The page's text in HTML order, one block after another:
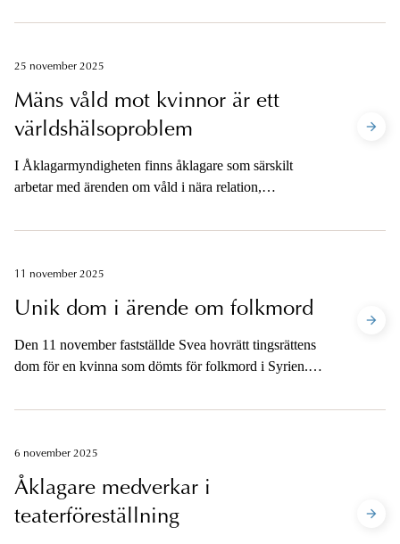
Guiden samlar erfarenheter, metoder och praktiska
förutsättningar.
25 november 2025
Mäns våld mot kvinnor är ett
världshälsoproblem
I Åklagarmyndigheten finns åklagare som särskilt
arbetar med ärenden om våld i nära relation,
Ingegerd Jigin. För många blev hon ett känt
ättika-ärendet.
11 november 2025
Unik dom i ärende om folkmord
Den 11 november fastställde Svea hovrätt tingsrättens
dom för en kvinna som dömts för folkmord i Syrien.
Folkmordskonventionens bestämmelse om att man inte
6 november 2025
Åklagare medverkar i
teaterföreställning